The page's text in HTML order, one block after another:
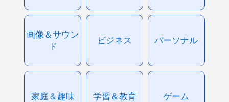
画像＆サウン
ド
ビジネス パーソナル
家庭＆趣味 学習＆教育 ゲーム